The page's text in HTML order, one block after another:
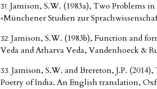
Jamison, S.W. (1983a), Two Problems
«Münchener Studien zur
Jamison, S.W. (1983b), Function and
Veda and Atharva Veda, Vandenhoeck &
Jamison, S.W. and Brereton, J.P.
Poetry of India. An English translation,